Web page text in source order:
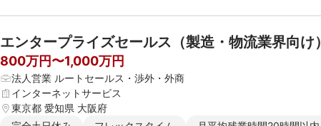
エンタープライズセールス（製造・物流業界向け）
800万円〜1,000万円
法人営業 ルートセールス・渉外・外商
インターネットサービス
東京都 愛知県 大阪府